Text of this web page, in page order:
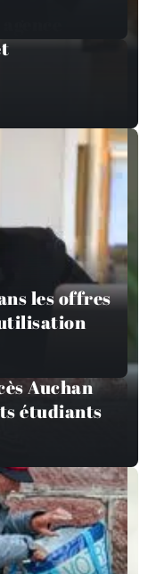
Auchan
étudiants
les offres